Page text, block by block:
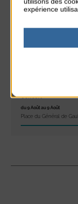
Concours de
Concert
du 9 Août au 9 Août
Place du Général de
expérience